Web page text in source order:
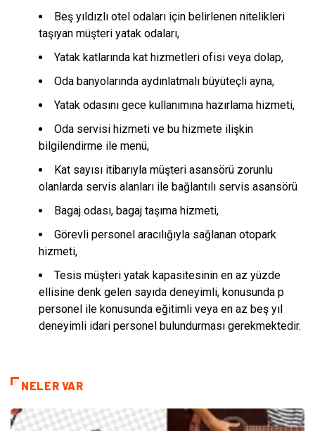
Beş yıldızlı otel odaları için belirlenen nitelikleri
taşıyan müşteri yatak odaları,
Yatak katlarında kat hizmetleri ofisi veya dolap,
Oda banyolarında aydınlatmalı büyüteçli ayna,
Yatak odasını gece kullanımına hazırlama hizmeti,
Oda servisi hizmeti ve bu hizmete ilişkin
bilgilendirme ile menü,
Kat sayısı itibarıyla müşteri asansörü zorunlu
olanlarda servis alanları ile bağlantılı servis asansörü
Bagaj odası, bagaj taşıma hizmeti,
Görevli personel aracılığıyla sağlanan otopark
hizmeti,
Tesis müşteri yatak kapasitesinin en az yüzde
ellisine denk gelen sayıda deneyimli, konusunda p
personel ile konusunda eğitimli veya en az beş yıl
deneyimli idari personel bulundurması gerekmektedir.
NELER VAR